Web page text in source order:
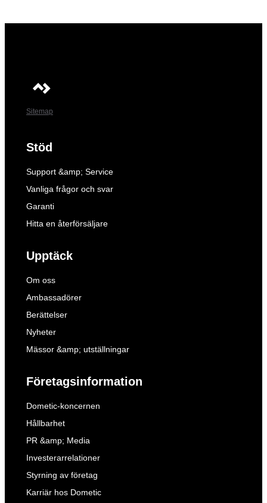
Sitemap
Stöd
Support &amp; Service
Vanliga frågor och svar
Garanti
Hitta en återförsäljare
Upptäck
Om oss
Ambassadörer
Berättelser
Nyheter
Mässor &amp; utställningar
Företagsinformation
Dometic-koncernen
Hållbarhet
PR &amp; Media
Investerarrelationer
Styrning av företag
Karriär hos Dometic